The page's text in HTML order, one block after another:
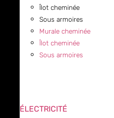
Îlot cheminée
Sous armoires
Murale cheminée
Îlot cheminée
Sous armoires
ÉLECTRICITÉ